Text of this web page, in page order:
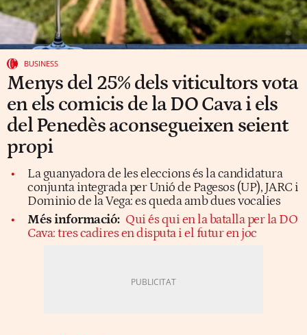
BUSINESS
Menys del 25% dels viticultors vota
en els comicis de la DO Cava i els
del Penedès aconsegueixen seient
propi
La guanyadora de les eleccions és la candidatura
conjunta integrada per Unió de Pagesos (UP), JARC i
Dominio de la Vega: es queda amb dues vocalies
Més informació: Qui és qui en la batalla per la DO
Cava: tres cadires en disputa i el futur en joc